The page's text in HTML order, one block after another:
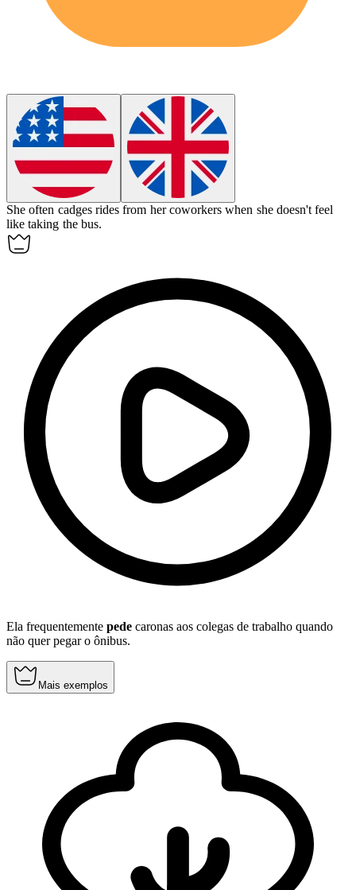
She often cadges rides from her coworkers when she doesn't feel
like taking the bus.
Ela frequentemente pede caronas aos colegas de trabalho quando
não quer pegar o ônibus.
Mais exemplos